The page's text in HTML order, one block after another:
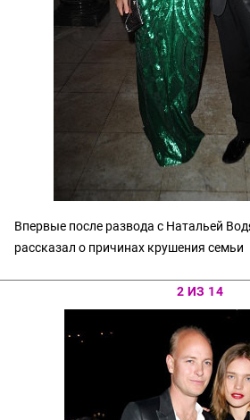
Впервые после развода с Натальей
рассказал о причинах крушения семьи
2 ИЗ 14